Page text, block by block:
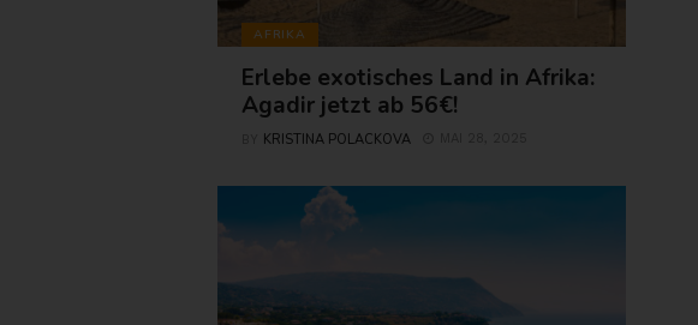
AFRIKA
Erlebe exotisches Land in Afrika:
Agadir jetzt ab 56€!
KRISTINA POLACKOVA